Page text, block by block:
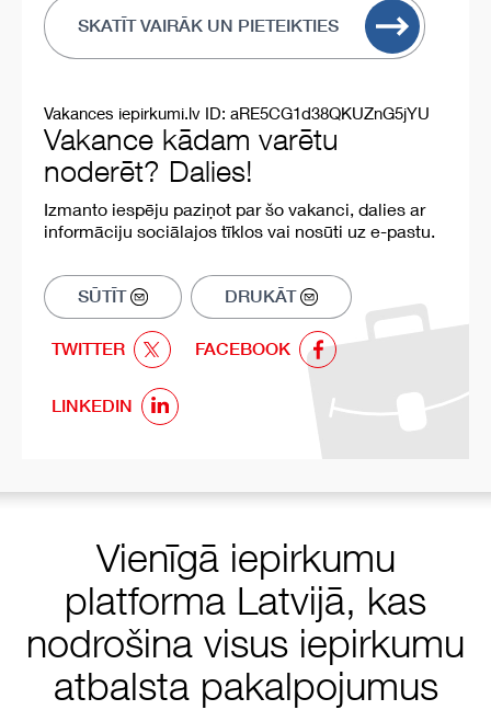
SKATĪT VAIRĀK UN PIETEIKTIES
Vakances iepirkumi.lv ID: aRE5CG1d38QKUZnG5jYU
Vakance kādam varētu
noderēt? Dalies!
Izmanto iespēju paziņot par šo vakanci, dalies ar
informāciju sociālajos tīklos vai nosūti uz e-pastu.
SŪTĪT DRUKĀT
TWITTER FACEBOOK
LINKEDIN
Vienīgā iepirkumu
platforma Latvijā, kas
nodrošina visus iepirkumu
atbalsta pakalpojumus